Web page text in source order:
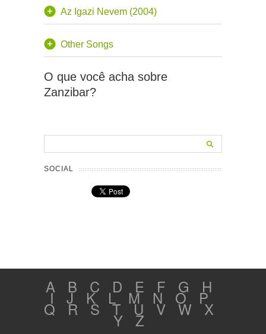
Az Igazi Nevem (2004)
Other Songs
O que você acha sobre
Zanzibar?
SOCIAL
A B C D E F G H
I J K L M N O P
Q R S T U V W X
Y Z